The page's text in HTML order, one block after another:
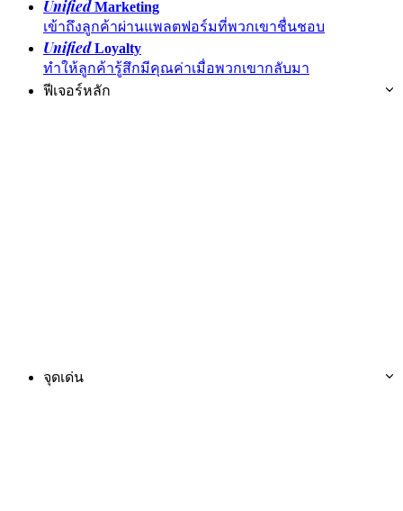
UnifiedMarketing
เข้าถึงลูกค้าผ่านแพลตฟอร์มที่พวกเขาชื่นชอบ
UnifiedLoyalty
ทำให้ลูกค้ารู้สึกมีคุณค่าเมื่อพวกเขากลับมา
ฟีเจอร์หลัก
จุดเด่น